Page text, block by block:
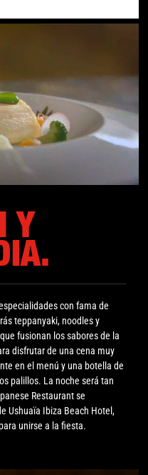
Y
con fama de
teppanyaki, noodles y
fusionan los sabores de la
disfrutar de una cena muy
en el menú y una botella de
palillos. La noche será tan
Restaurant se
Ushuaïa Ibiza Beach Hotel,
unirse a la fiesta.